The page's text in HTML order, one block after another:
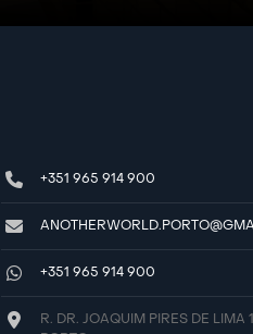
+351 965 914 900
+351 965 914 900
R. DR. JOAQUIM PIRES DE LIMA